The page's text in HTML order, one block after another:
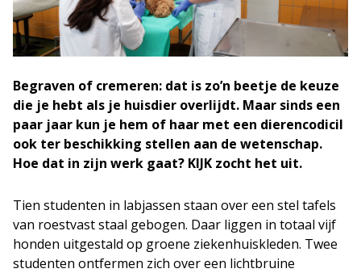
Begraven of cremeren: dat is zo’n beetje de keuze
die je hebt als je huisdier overlijdt. Maar sinds een
paar jaar kun je hem of haar met een dierencodicil
ook ter beschikking stellen aan de wetenschap.
Hoe dat in zijn werk gaat? KIJK zocht het uit.
Tien studenten in labjassen staan over een stel tafels
van roestvast staal gebogen. Daar liggen in totaal vijf
honden uitgestald op groene ziekenhuiskleden. Twee
studenten ontfermen zich over een lichtbruine